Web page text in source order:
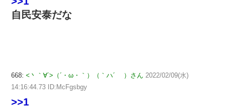
自民安泰だな
668: <丶｀∀´>（´・ω・｀）（｀ハ´ ）さん 2022/02/09(水)
14:16:44.73 ID:McFgsbgy
>>1